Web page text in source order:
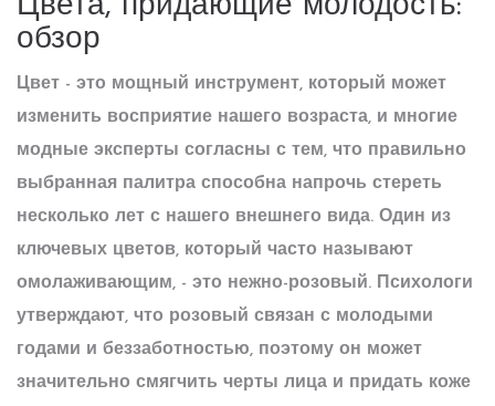
Цвета, придающие молодость:
обзор
Цвет - это мощный инструмент, который может
изменить восприятие нашего возраста, и многие
модные эксперты согласны с тем, что правильно
выбранная палитра способна напрочь стереть
несколько лет с нашего внешнего вида. Один из
ключевых цветов, который часто называют
омолаживающим, - это нежно-розовый. Психологи
утверждают, что розовый связан с молодыми
годами и беззаботностью, поэтому он может
значительно смягчить черты лица и придать коже